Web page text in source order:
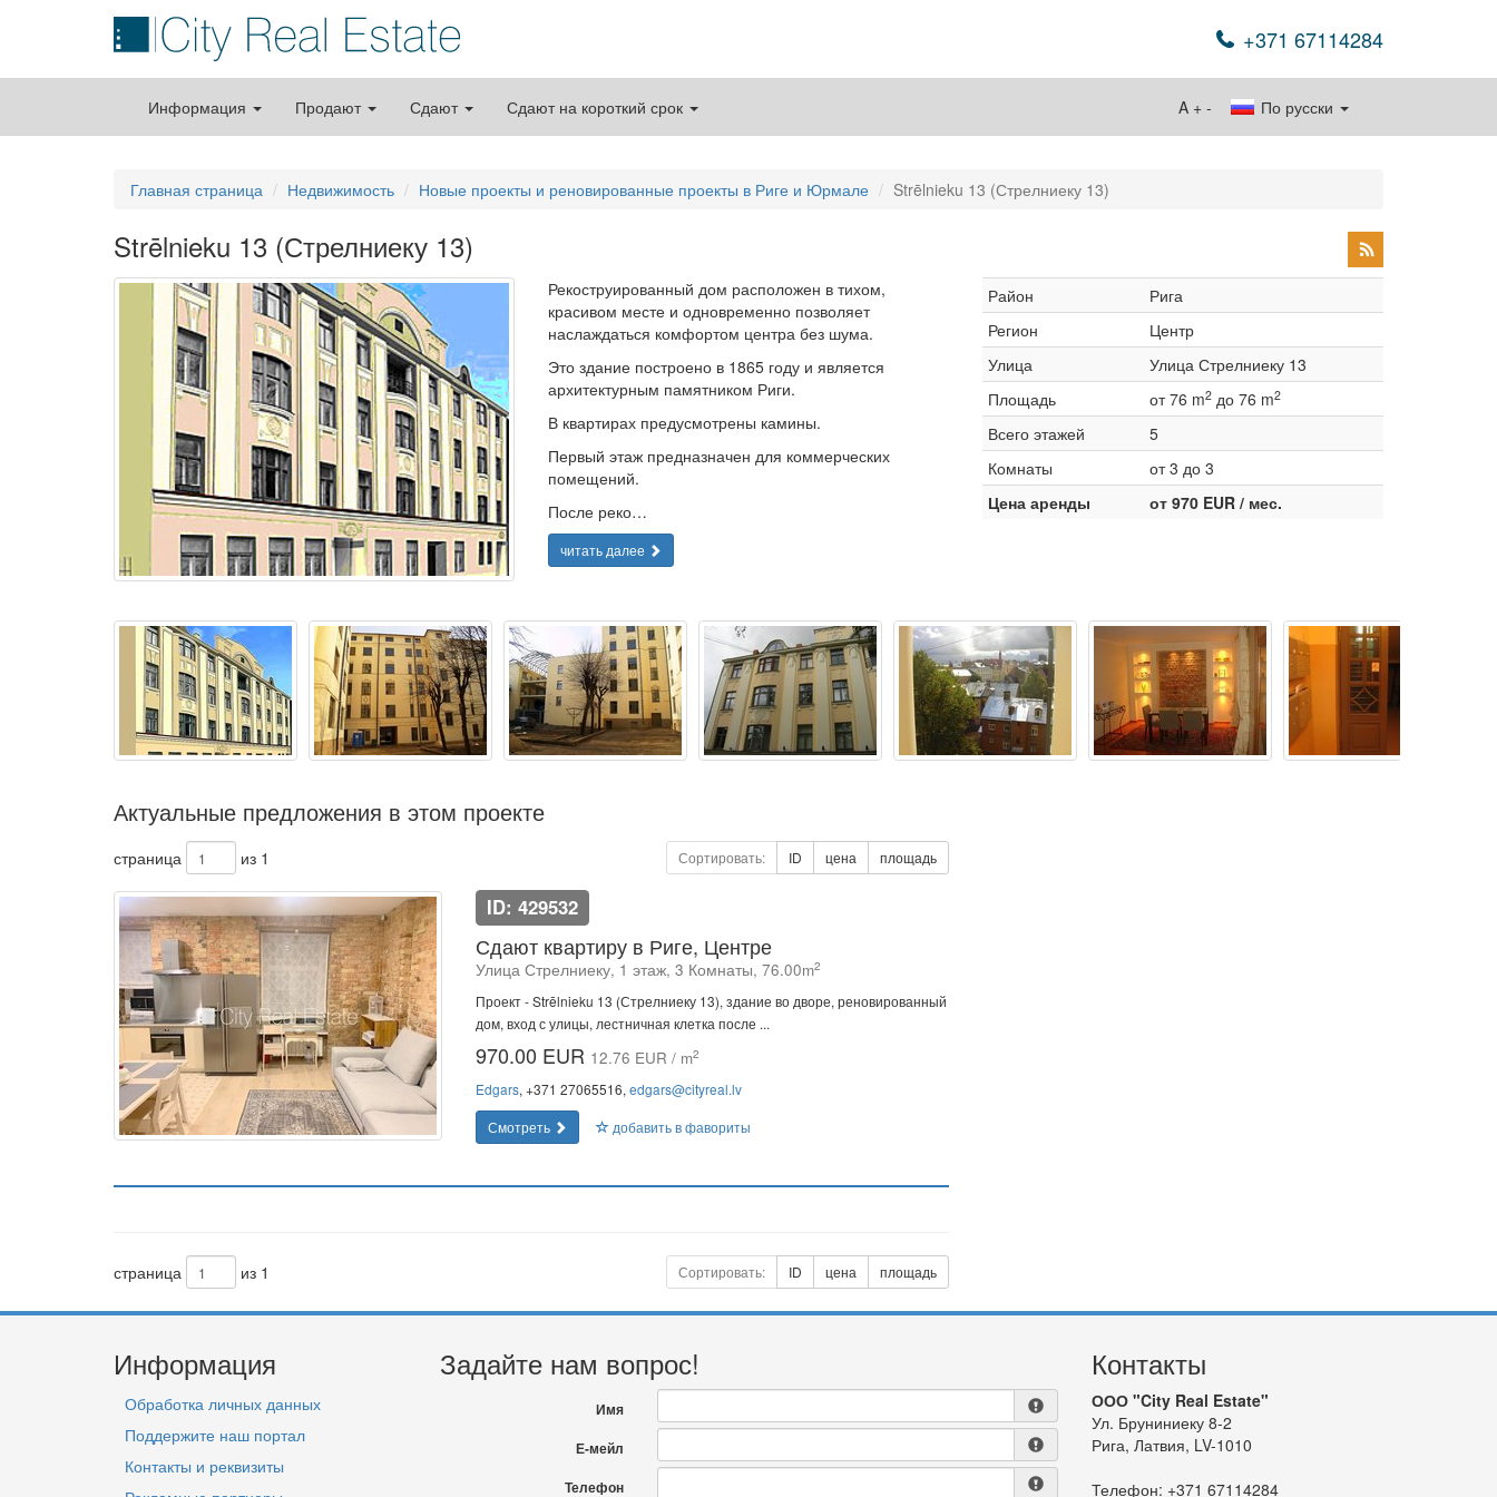
+371 67114284
Информация Продают Сдают Сдают на короткий срок По русски
A + -
Главная страница Недвижимость Новые проекты и реновированные проекты в Риге и Юрмале Strēlnieku 13 (Стрелниеку 13)
Strēlnieku 13 (Стрелниеку 13)
Рекоструированный дом расположен в тихом,
красивом месте и одновременно позволяет
наслаждаться комфортом центра без шума.
Это здание построено в 1865 году и является
архитектурным памятником Риги.
В квартирах предусмотрены камины.
Первый этаж предназначен для коммерческих
помещений.
После реко…
читать далее
Район
Рига
Регион
Центр
Улица
Улица Стрелниеку 13
Площадь
от 76 m2 до 76 m2
Всего этажей
5
Комнаты
от 3 до 3
Цена аренды
от 970 EUR / мес.
Актуальные предложения в этом проекте
страница из 1 Сортировать: ID цена площадь
ID: 429532
Сдают квартиру в Риге, Центре
Улица Стрелниеку, 1 этаж, 3 Комнаты, 76.00m2
Проект - Strēlnieku 13 (Стрелниеку 13), здание во дворе, реновированный
дом, вход с улицы, лестничная клетка после ...
970.00 EUR 12.76 EUR / m2
Edgars, +371 27065516, edgars@cityreal.lv
Смотреть
добавить в фавориты
страница из 1 Сортировать: ID цена площадь
Информация
Обработка личных данных
Поддержите наш портал
Контакты и реквизиты
Задайте нам вопрос!
Имя
Е-мейл
Телефон
Контакты
ООО "City Real Estate"
Ул. Бруниниеку 8-2
Рига, Латвия, LV-1010
Телефон: +371 67114284